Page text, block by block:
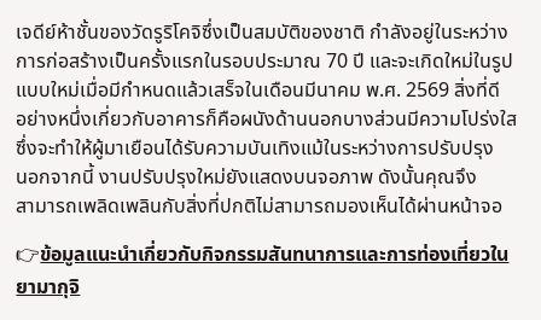
เจดีย์ห้าชั้นของวัดรูริโคจิซึ่งเป็นสมบัติของชาติ กำลังอยู่ในระหว่าง
การก่อสร้างเป็นครั้งแรกในรอบประมาณ 70 ปี และจะเกิดใหม่ในรูป
แบบใหม่เมื่อมีกำหนดแล้วเสร็จในเดือนมีนาคม พ.ศ. 2569 สิ่งที่ดี
อย่างหนึ่งเกี่ยวกับอาคารก็คือผนังด้านนอกบางส่วนมีความโปร่งใส
ซึ่งจะทำให้ผู้มาเยือนได้รับความบันเทิงแม้ในระหว่างการปรับปรุง
นอกจากนี้ งานปรับปรุงใหม่ยังแสดงบนจอภาพ ดังนั้นคุณจึง
สามารถเพลิดเพลินกับสิ่งที่ปกติไม่สามารถมองเห็นได้ผ่านหน้าจอ
👉ข้อมูลแนะนำเกี่ยวกับกิจกรรมสันทนาการและการท่องเที่ยวใน
ยามากุจิ